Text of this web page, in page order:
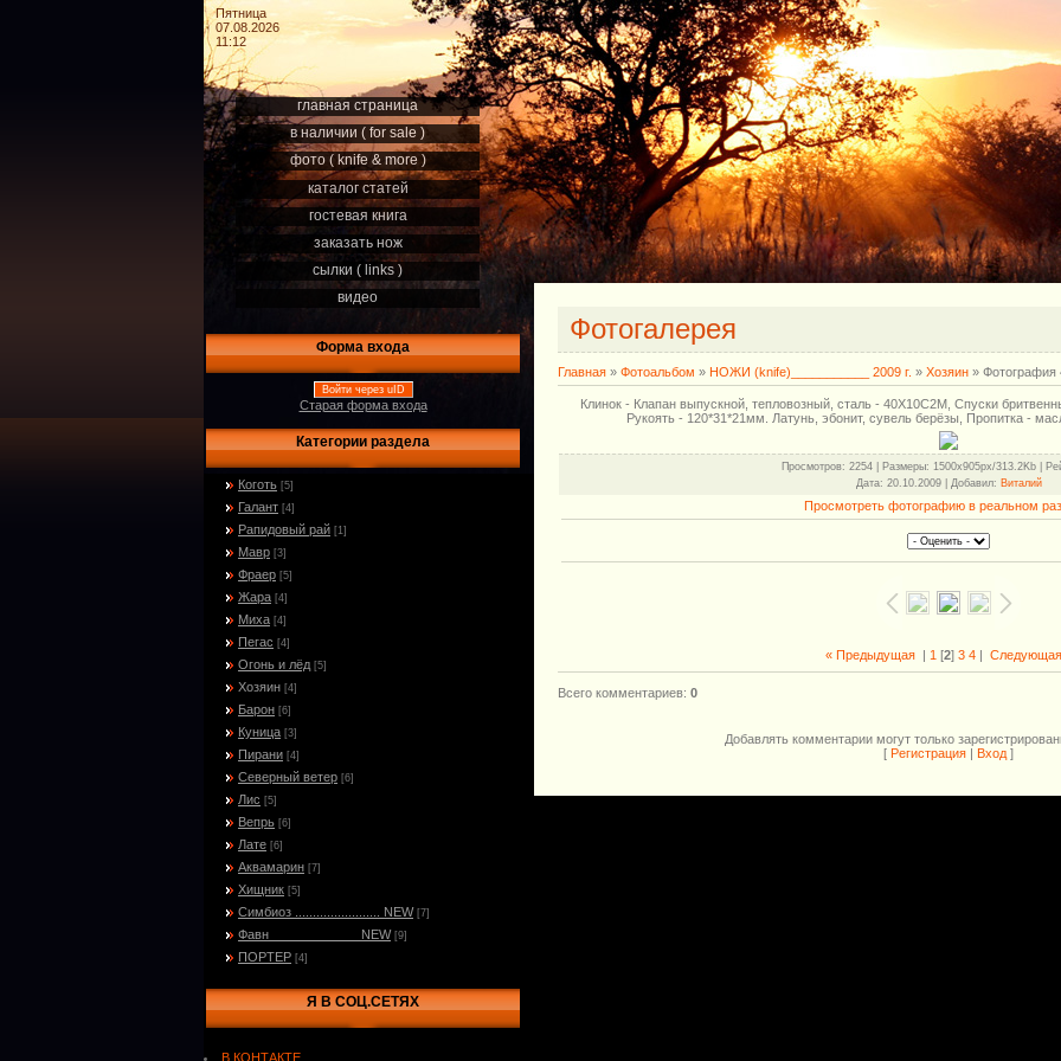
Пятница
07.08.2026
11:12
главная страница
в наличии ( for sale )
фото ( knife & more )
каталог статей
гостевая книга
заказать нож
сылки ( links )
видео
Форма входа
Войти через uID
Старая форма входа
Категории раздела
Коготь [5]
Галант [4]
Рапидовый рай [1]
Мавр [3]
Фраер [5]
Жара [4]
Миха [4]
Пегас [4]
Огонь и лёд [5]
Хозяин [4]
Барон [6]
Куница [3]
Пирани [4]
Северный ветер [6]
Лис [5]
Вепрь [6]
Лате [6]
Аквамарин [7]
Хищник [5]
Симбиоз ........................ NEW [7]
Фавн_____________NEW [9]
ПОРТЕР [4]
Я В СОЦ.СЕТЯХ
В КОНТАКТЕ
Фотогалерея
Главная » Фотоальбом » НОЖИ (knife)___________ 2009 г. » Хозяин » Фотография
Клинок - Клапан выпускной, тепловозный, сталь - 40Х10С2М, Спуски
Рукоять - 120*31*21мм. Латунь, эбонит, сувель берёзы, Пропитка -
Просмотров: 2254 | Размеры: 1500x905px/313.2Kb |
Дата: 20.10.2009 | Добавил: Виталий
Просмотреть фотографию в реальном
« Предыдущая| 1 [2] 3 4|
Всего комментариев: 0
Добавлять комментарии могут только
[ Регистрация Вход ]